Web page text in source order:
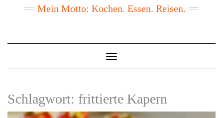
Mein Motto: Kochen. Essen. Reisen.
Toggle
Navigation
Schlagwort: frittierte Kapern